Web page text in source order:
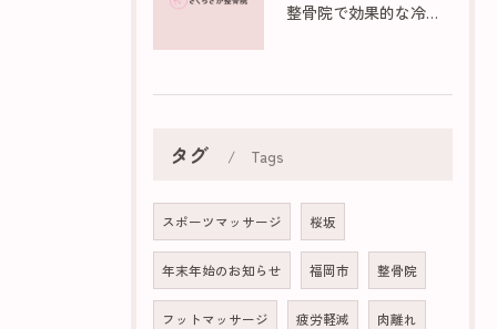
整骨院で効果的な冷え性マッサージ法
タグ Tags
スポーツマッサージ 桜坂
年末年始のお知らせ 福岡市 整骨院
フットマッサージ 疲労軽減 肉離れ